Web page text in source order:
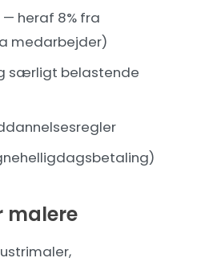
— heraf 8% fra
medarbejder)
særligt belastende
malere